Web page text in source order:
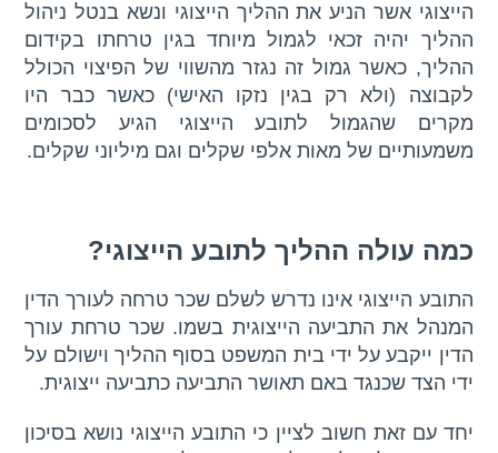
הייצוגי אשר הניע את ההליך הייצוגי ונשא בנטל ניהול
ההליך יהיה זכאי לגמול מיוחד בגין טרחתו בקידום
ההליך, כאשר גמול זה נגזר מהשווי של הפיצוי הכולל
לקבוצה (ולא רק בגין נזקו האישי) כאשר כבר היו
מקרים שהגמול לתובע הייצוגי הגיע לסכומים
משמעותיים של מאות אלפי שקלים וגם מיליוני שקלים.
כמה עולה ההליך לתובע הייצוגי?
התובע הייצוגי אינו נדרש לשלם שכר טרחה לעורך הדין
המנהל את התביעה הייצוגית בשמו. שכר טרחת עורך
הדין ייקבע על ידי בית המשפט בסוף ההליך וישולם על
ידי הצד שכנגד באם תאושר התביעה כתביעה ייצוגית.
יחד עם זאת חשוב לציין כי התובע הייצוגי נושא בסיכון